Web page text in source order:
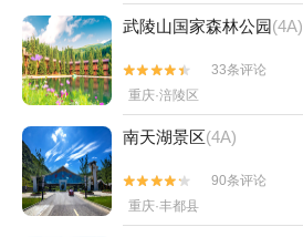
武陵山国家森林公园(4A)


33条评论
重庆·涪陵区
南天湖景区(4A)


90条评论
重庆·丰都县